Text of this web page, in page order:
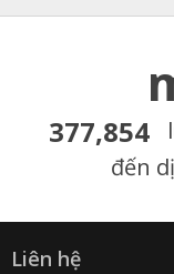
377,854
đến
Liên hệ